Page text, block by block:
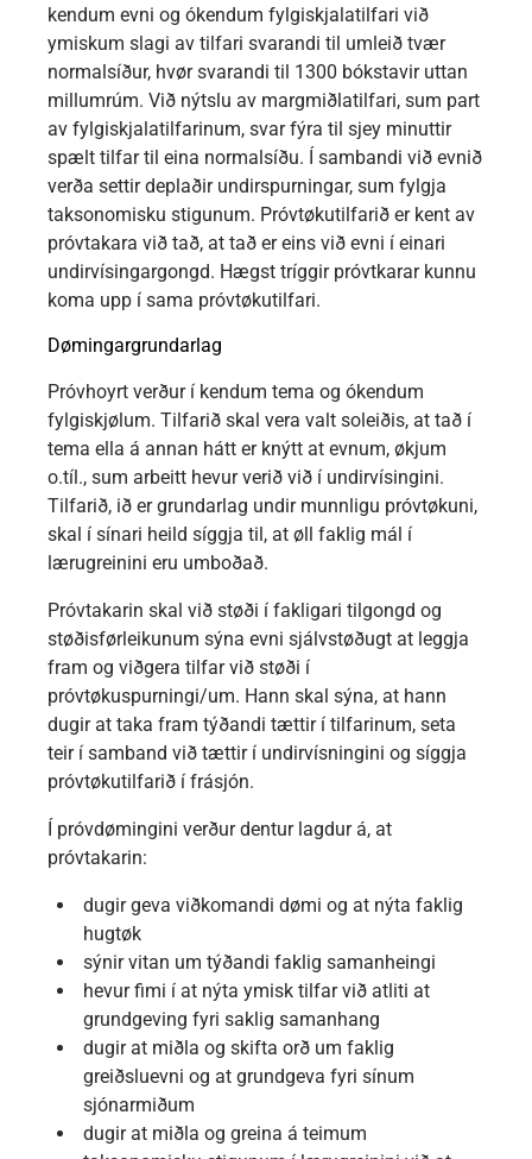
kendum evni og ókendum fylgiskjalatilfari við
ymiskum slagi av tilfari svarandi til umleið tvær
normalsíður, hvør svarandi til 1300 bókstavir uttan
millumrúm. Við nýtslu av margmiðlatilfari, sum part
av fylgiskjalatilfarinum, svar fýra til sjey minuttir
spælt tilfar til eina normalsíðu. Í sambandi við evnið
verða settir deplaðir undirspurningar, sum fylgja
taksonomisku stigunum. Próvtøkutilfarið er kent av
próvtakara við tað, at tað er eins við evni í einari
undirvísingargongd. Hægst tríggir próvtkarar kunnu
koma upp í sama próvtøkutilfari.
Dømingargrundarlag
Próvhoyrt verður í kendum tema og ókendum
fylgiskjølum. Tilfarið skal vera valt soleiðis, at tað í
tema ella á annan hátt er knýtt at evnum, økjum
o.tíl., sum arbeitt hevur verið við í undirvísingini.
Tilfarið, ið er grundarlag undir munnligu próvtøkuni,
skal í sínari heild síggja til, at øll faklig mál í
lærugreinini eru umboðað.
Próvtakarin skal við støði í fakligari tilgongd og
støðisførleikunum sýna evni sjálvstøðugt at leggja
fram og viðgera tilfar við støði í
próvtøkuspurningi/um. Hann skal sýna, at hann
dugir at taka fram týðandi tættir í tilfarinum, seta
teir í samband við tættir í undirvísningini og síggja
próvtøkutilfarið í frásjón.
Í próvdømingini verður dentur lagdur á, at
próvtakarin:
dugir geva viðkomandi dømi og at nýta faklig
hugtøk
sýnir vitan um týðandi faklig samanheingi
hevur fimi í at nýta ymisk tilfar við atliti at
grundgeving fyri saklig samanhang
dugir at miðla og skifta orð um faklig
greiðsluevni og at grundgeva fyri sínum
sjónarmiðum
dugir at miðla og greina á teimum